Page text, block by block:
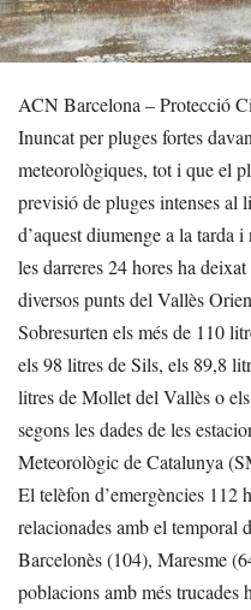
ACN Barcelona – Protecció
Inuncat per pluges fortes
meteorològiques, tot i que el
previsió de pluges intenses
d’aquest diumenge a la tarda
les darreres 24 hores ha
diversos punts del Vallès
Sobresurten els més de 110
els 98 litres de Sils, els 89,8
litres de Mollet del Vallès o
segons les dades de les
Meteorològic de Catalunya
El telèfon d’emergències 112
relacionades amb el temporal
Barcelonès (104), Maresme
poblacions amb més trucades